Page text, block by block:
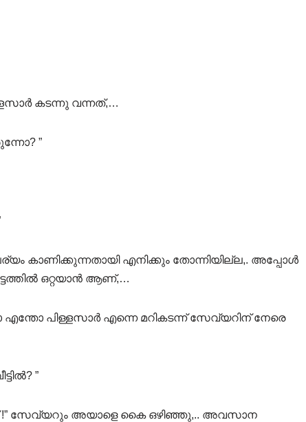
കടന്നു വന്നത്,…
”
കാണിക്കുന്നതായി എനിക്കും തോന്നിയില്ല,. അപ്പോൾ
ഒറ്റയാൻ ആണ്,…
പിള്ളസാർ എന്നെ മറികടന്ന് സേവ്യറിന് നേരെ
”
!” സേവ്യറും അയാളെ കൈ ഒഴിഞ്ഞു,.. അവസാന